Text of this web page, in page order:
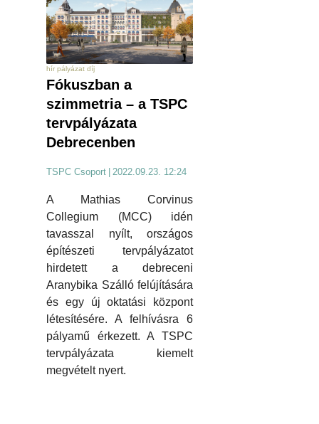
hír pályázat díj
Fókuszban a
szimmetria – a TSPC
tervpályázata
Debrecenben
TSPC Csoport 2022.09.23. 12:24
A Mathias Corvinus
Collegium (MCC) idén
tavasszal nyílt, országos
építészeti tervpályázatot
hirdetett a debreceni
Aranybika Szálló felújítására
és egy új oktatási központ
létesítésére. A felhívásra 6
pályamű érkezett. A TSPC
tervpályázata kiemelt
megvételt nyert.